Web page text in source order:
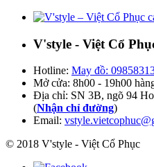
V'style - Việt Cổ
Hotline: May đồ:
Mở cửa: 8h00 - 19h00
Địa chỉ: SN 3B, ngõ 94
(Nhận chỉ đường)
Email:
© 2018 V'style - Việt Cổ Phục